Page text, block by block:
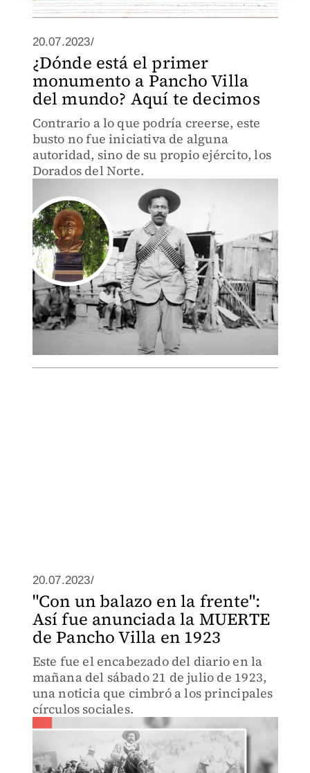
20.07.2023/
¿Dónde está el primer
monumento a Pancho Villa
del mundo? Aquí te decimos
Contrario a lo que podría creerse, este
busto no fue iniciativa de alguna
autoridad, sino de su propio ejército, los
Dorados del Norte.
20.07.2023/
"Con un balazo en la frente":
Así fue anunciada la MUERTE
de Pancho Villa en 1923
Este fue el encabezado del diario en la
mañana del sábado 21 de julio de 1923,
una noticia que cimbró a los principales
círculos sociales.